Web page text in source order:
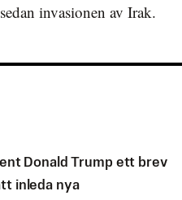
invasionen av Irak.
Donald Trump ett brev
inleda nya